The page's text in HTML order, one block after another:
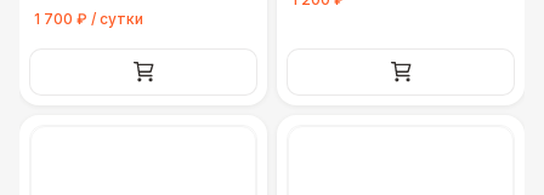
1 700 ₽ / сутки